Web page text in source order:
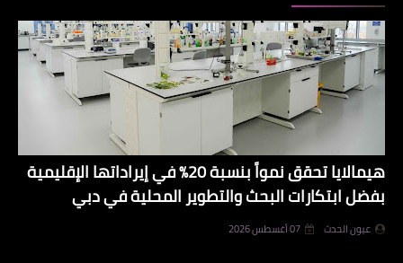
هيمالايا تحقق نمواً بنسبة 20% في إيراداتها الإقليمية
بفضل ابتكارات البحث والتطوير المحلية في دبي
عيون الحدث 07 أغسطس 2026